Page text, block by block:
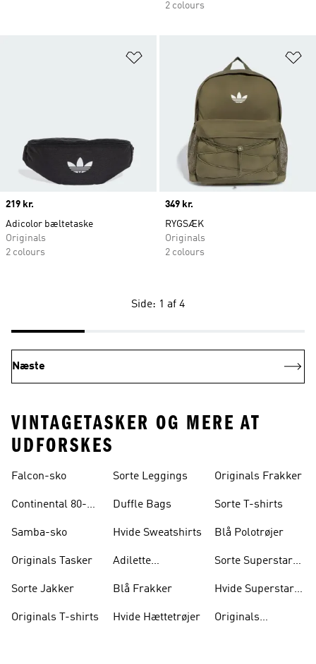
2 colours
Price
219 kr.
Adicolor bæltetaske
Originals
2 colours
Price
349 kr.
RYGSÆK
Originals
2 colours
Side: 1 af 4
Næste
VINTAGETASKER OG MERE AT
UDFORSKES
Falcon-sko
Continental 80-
Samba-sko
Originals Tasker
Sorte Jakker
Originals T-shirts
Sorte Leggings
Duffle Bags
Hvide Sweatshirts
Adilette
Blå Frakker
Hvide Hættetrøjer
Originals Frakker
Sorte T-shirts
Blå Polotrøjer
Sorte Superstar-
Hvide Superstar-
Originals